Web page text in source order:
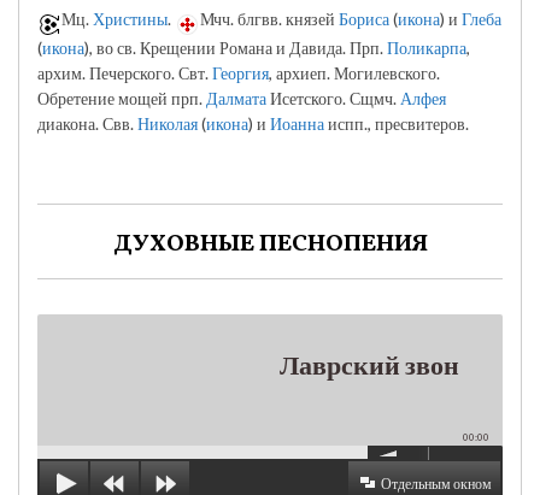
Мц. Христины. Мчч. блгвв. князей Бориса(икона) и Глеба
(икона), во св. Крещении Романа и Давида. Прп.Поликарпа,
архим. Печерского. Свт.Георгия, архиеп. Могилевского.
Обретение мощей прп. ДалматаИсетского. Сщмч. Алфея
диакона. Свв.Николая(икона) и Иоаннаиспп., пресвитеров.
ДУХОВНЫЕ ПЕСНОПЕНИЯ
Лаврский звон
00:00
Отдельным окном